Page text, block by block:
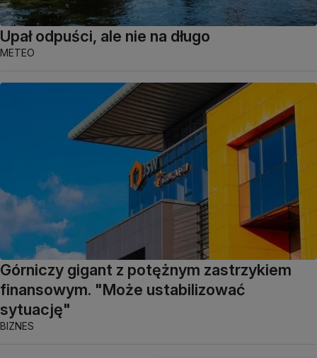
Upał odpuści, ale nie na długo
METEO
Górniczy gigant z potężnym zastrzykiem
finansowym. "Może ustabilizować
sytuację"
BIZNES